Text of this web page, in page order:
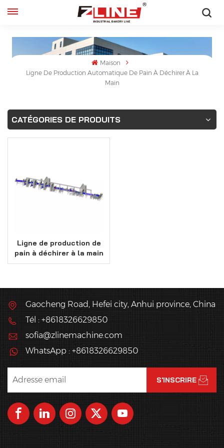
español
Maison
Ligne De Production Automatique De Pain À Déchirer À La
Main
CATÉGORIES DE PRODUITS
Ligne de production de
pain à déchirer à la main
haute performance
Gaocheng Road, Hefei city, Anhui province, China
Tél : +8618326629850
sofia@zlinemachine.com
WhatsApp : +8618326629850